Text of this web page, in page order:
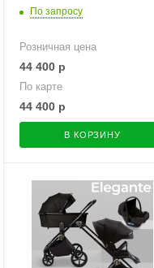
По запросу
Розничная цена
44 400 р
По карте
44 400 р
В КОРЗИНУ